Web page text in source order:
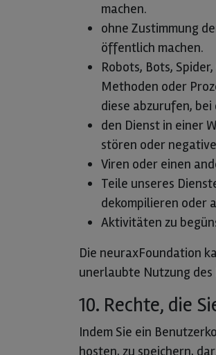
machen.
ohne Zustimmung
öffentlich machen.
Robots, Bots,
Methoden oder
diese abzurufen,
den Dienst in einer
stören oder
Viren oder einen
Teile unseres
dekompilieren oder
Aktivitäten zu
Die neuraxFoundation
unerlaubte Nutzung
10. Rechte, die
Indem Sie ein
hosten, zu speichern,